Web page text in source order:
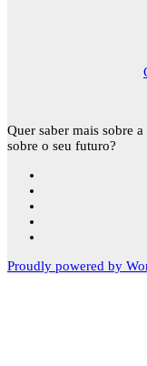
Quer saber mais sobre
sobre o seu futuro?
Proudly powered by